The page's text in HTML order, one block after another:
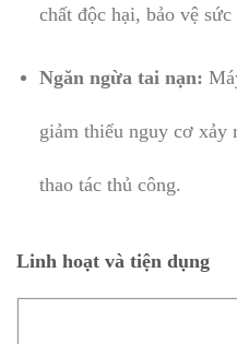
chất độc hại, bảo vệ
Ngăn ngừa tai nạn:
giảm thiểu nguy cơ xảy
thao tác thủ công.
Linh hoạt và tiện dụng